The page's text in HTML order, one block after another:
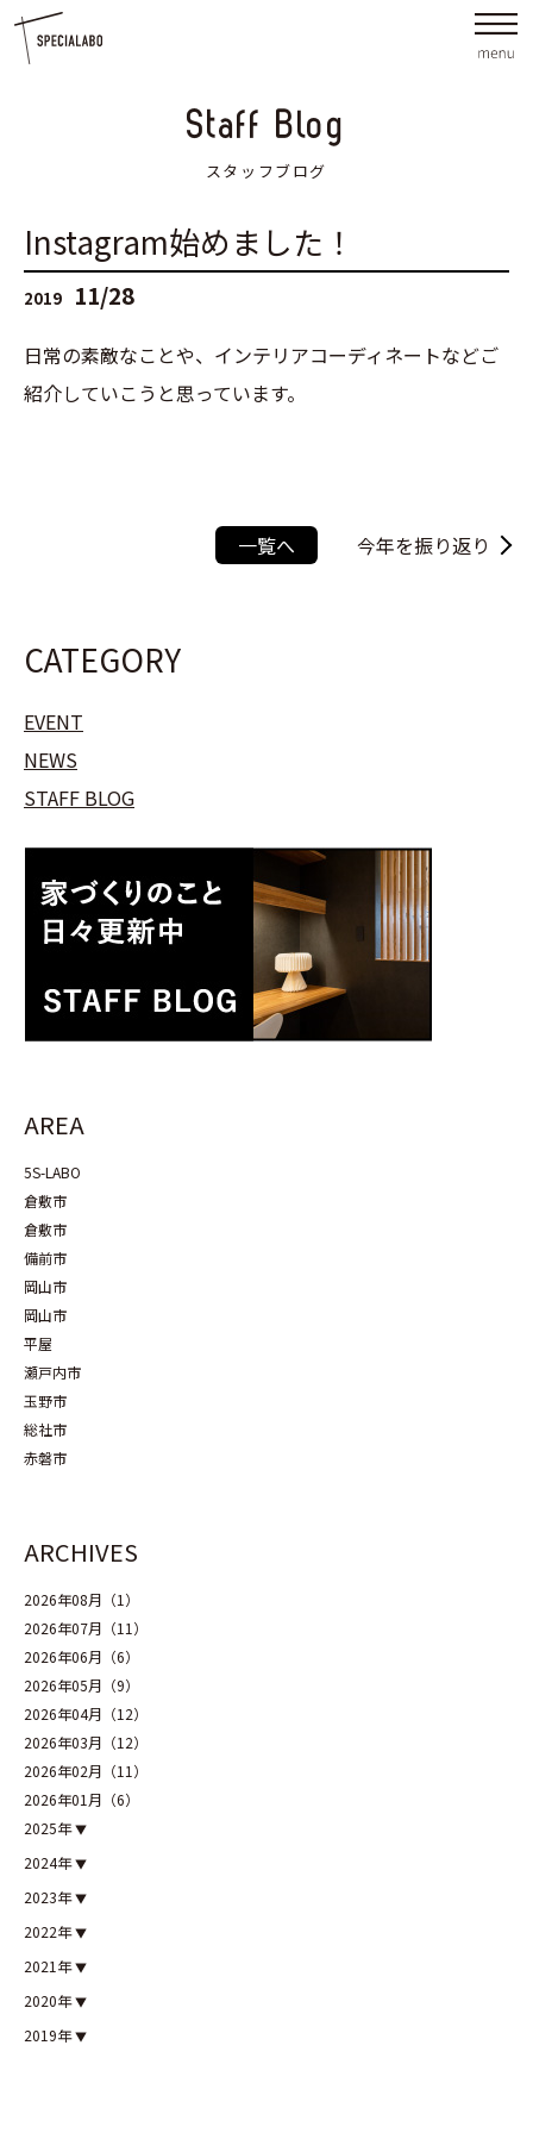
Staff Blog
スタッフブログ
Instagram始めました！
2019 11/28
日常の素敵なことや、インテリアコーディネートなどご
紹介していこうと思っています。
一覧へ 今年を振り返り
CATEGORY
EVENT
NEWS
STAFF BLOG
AREA
5S-LABO
倉敷市
倉敷市
備前市
岡山市
岡山市
平屋
瀬戸内市
玉野市
総社市
赤磐市
ARCHIVES
2026年08月（1）
2026年07月（11）
2026年06月（6）
2026年05月（9）
2026年04月（12）
2026年03月（12）
2026年02月（11）
2026年01月（6）
2025年
2024年
2023年
2022年
2021年
2020年
2019年